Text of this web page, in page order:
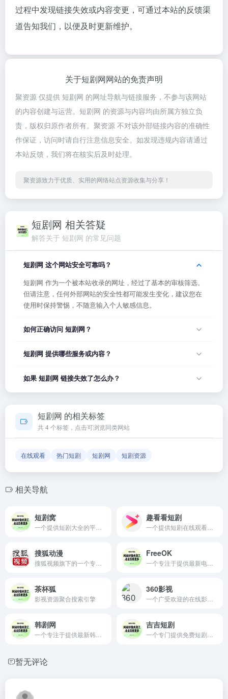
过程中发现链接失效或内容变更，可通过本站的反馈渠
道告知我们，以便及时更新维护。
关于短剧网网站的免责声明
聚资源 仅提供 短剧网 的网址导航与链接服务，不参与该网站
的内容创建与运营。短剧网 的资源与内容均由所属方独立负
责，版权归原作者所有。聚资源 不对该外部链接内容的准确性
作保证，访问时请自行注意信息安全。如发现违规内容请通过
本站反馈，我们将在核实后及时处理。
聚资源致力于优质、实用的网络站点资源收集与分享！
短剧网 相关答疑
解答关于 短剧网 的常见问题
短剧网 这个网站安全可靠吗？
短剧网 作为一个被本站收录的网址，经过了基本的审核筛选。
但请注意，任何外部网站的安全性都可能发生变化，建议您在
使用时保持警惕，不随意输入个人敏感信息。
如何正确访问 短剧网？
者在浏览器地址栏输入正确的网址。如果遇到无法访问的情
试。
短剧网 提供哪些服务或内容？
平台，致力于帮助用户发现和整理优质网站资源，具体网站的
内容与服务由该网站运营方负责。
如果 短剧网 链接失效了怎么办？
确保导航链接的准确性和有效性。
短剧网 的相关标签
共 4 个标签，点击可浏览同类网站
在线观看 热门短剧 短剧网 短剧资源
相关导航
短剧窝 趣看看短剧
搜狐动漫 FreeOK
茶杯狐
影视资源聚合搜索引擎
360影视
韩剧网 吉吉短剧
暂无评论